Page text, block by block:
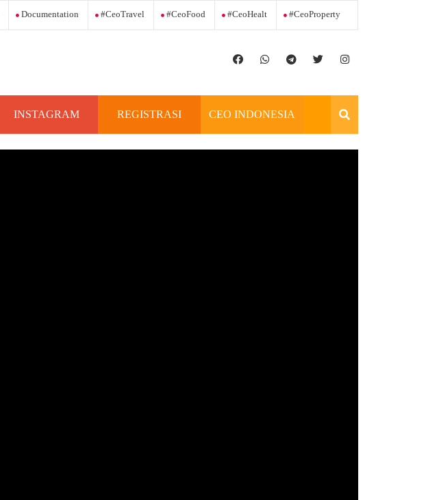
Documentation #ceoTravel #ceoFood #ceoHealt #ceoProperty
INSTAGRAM REGISTRASI CEO INDONESIA
OFFICIAL